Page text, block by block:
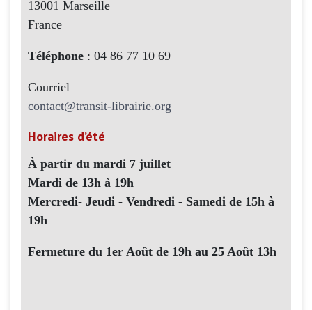
13001 Marseille
France
Téléphone : 04 86 77 10 69
Courriel
contact@transit-librairie.org
Horaires d’été
À partir du mardi 7 juillet
Mardi de 13h à 19h
Mercredi- Jeudi - Vendredi - Samedi de 15h à
19h
Fermeture du 1er Août de 19h au 25 Août 13h